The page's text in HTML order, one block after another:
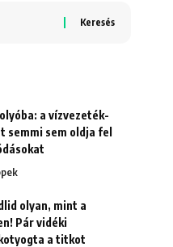
a vízvezeték-
semmi sem oldja fel
olyan, mint a
Pár vidéki
a titkot